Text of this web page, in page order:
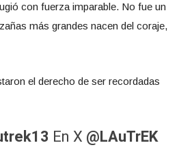
con fuerza imparable. No fue un
más grandes nacen del coraje,
el derecho de ser recordadas
En X @LAuTrEK